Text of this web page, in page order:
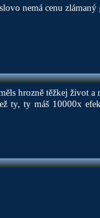
nemá cenu zlámaný
hrozně těžkej život a
ty, ty máš 10000x